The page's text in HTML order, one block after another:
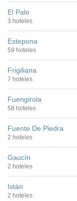
El Palo
3 hoteles
Estepona
59 hoteles
Frigiliana
7 hoteles
Fuengirola
58 hoteles
Fuente De Piedra
2 hoteles
Gaucín
2 hoteles
Istán
2 hoteles